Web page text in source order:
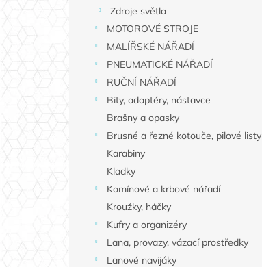
Zdroje světla
MOTOROVÉ STROJE
MALÍŘSKÉ NÁŘADÍ
PNEUMATICKÉ NÁŘADÍ
RUČNÍ NÁŘADÍ
Bity, adaptéry, nástavce
Brašny a opasky
Brusné a řezné kotouče, pilové listy
Karabiny
Kladky
Komínové a krbové nářadí
Kroužky, háčky
Kufry a organizéry
Lana, provazy, vázací prostředky
Lanové navijáky